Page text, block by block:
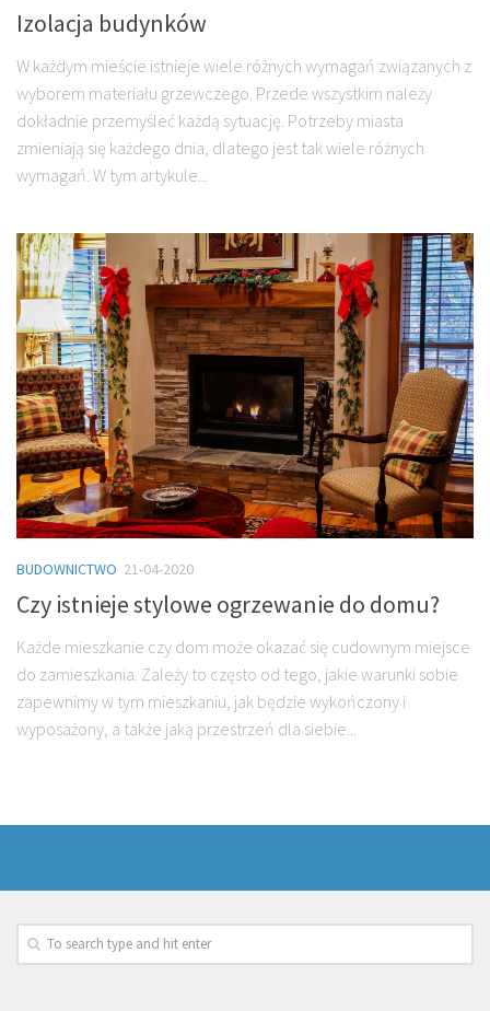
Izolacja budynków
W każdym mieście istnieje wiele różnych wymagań związanych z
wyborem materiału grzewczego. Przede wszystkim należy
dokładnie przemyśleć każdą sytuację. Potrzeby miasta
zmieniają się każdego dnia, dlatego jest tak wiele różnych
wymagań. W tym artykule...
BUDOWNICTWO 21-04-2020
Czy istnieje stylowe ogrzewanie do domu?
Każde mieszkanie czy dom może okazać się cudownym miejsce
do zamieszkania. Zależy to często od tego, jakie warunki sobie
zapewnimy w tym mieszkaniu, jak będzie wykończony i
wyposażony, a także jaką przestrzeń dla siebie...